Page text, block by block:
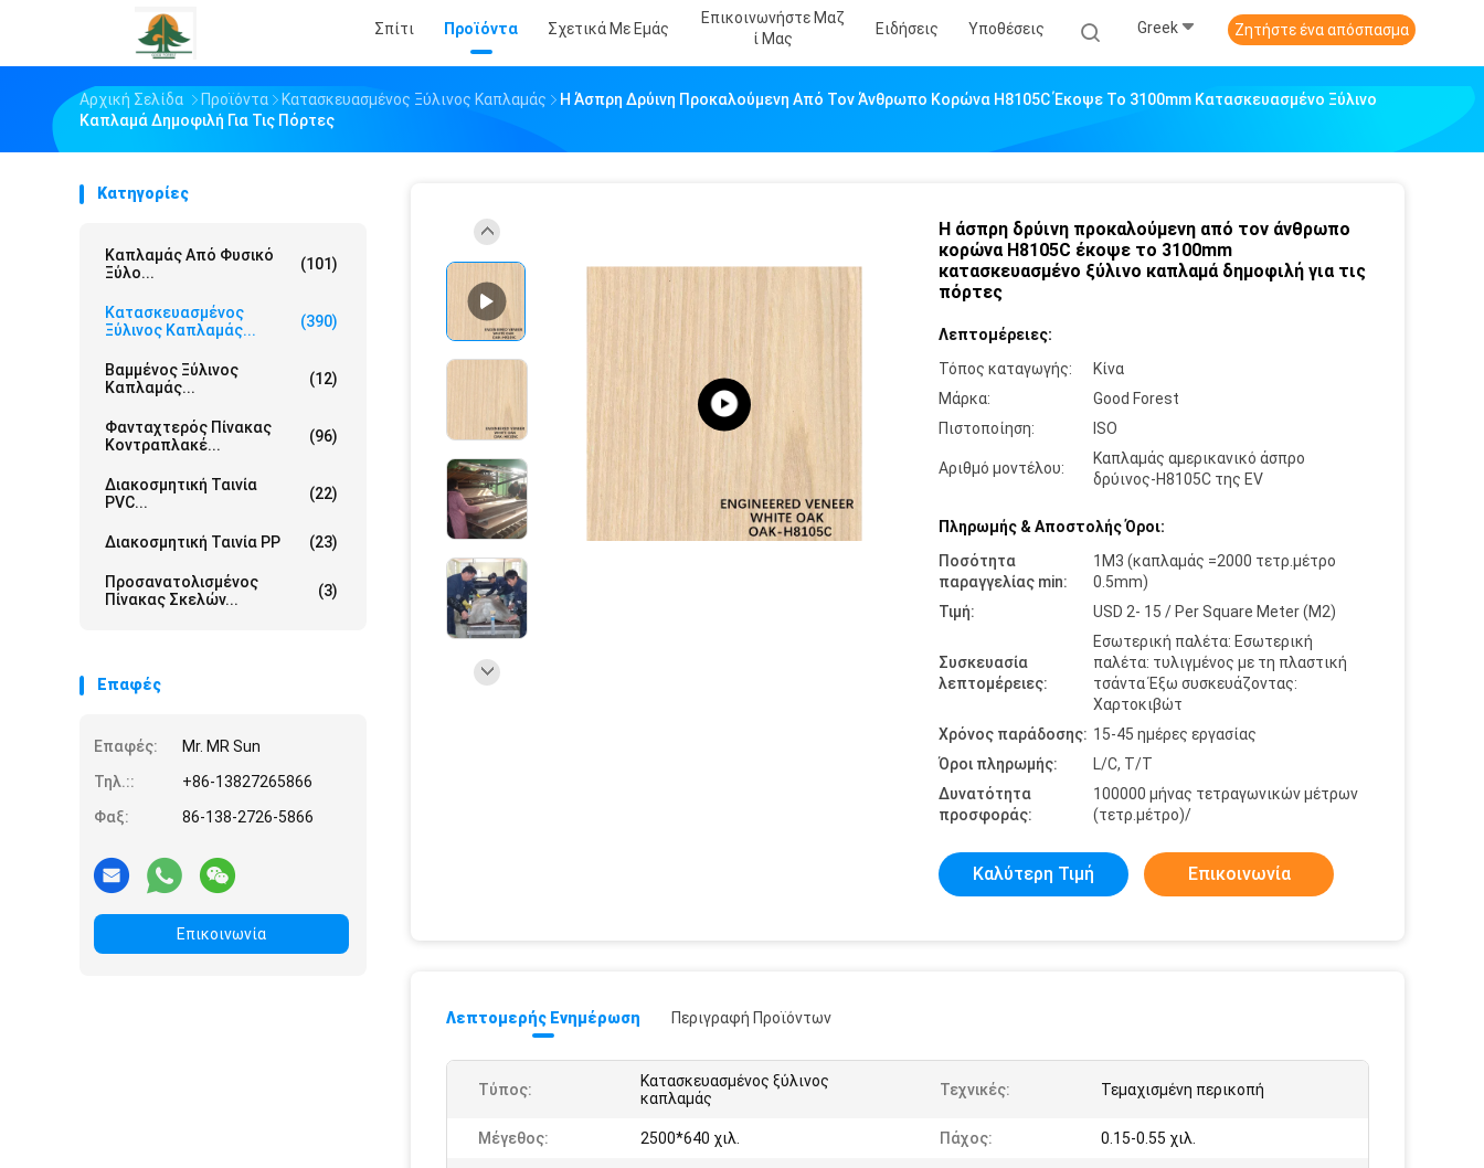
Σπίτι Προϊόντα Σχετικά Με Εμάς
Επικοινωνήστε Μαζ
Ί Μας
Ειδήσεις Υποθέσεις Greek Ζητήστε ένα απόσπασμα
Αρχική Σελίδα Προϊόντα Κατασκευασμένος Ξύλινος Καπλαμάς
Η Άσπρη Δρύινη Προκαλούμενη Από Τον Άνθρωπο Κορώνα H8105C Έκοψε Το 3100mm Κατασκευασμένο Ξύλινο
Καπλαμά Δημοφιλή Για Τις Πόρτες
Κατηγορίες
Καπλαμάς Από Φυσικό
Ξύλο...
(101)
Κατασκευασμένος
Ξύλινος Καπλαμάς...
(390)
Βαμμένος Ξύλινος
Καπλαμάς...
(12)
Φανταχτερός Πίνακας
Κοντραπλακέ...
(96)
Διακοσμητική Ταινία
PVC...
(22)
Διακοσμητική Ταινία PP (23)
Προσανατολισμένος
Πίνακας Σκελών...
(3)
Επαφές
Επαφές:
Mr. MR Sun
Τηλ.::
+86-13827265866
Φαξ:
86-138-2726-5866
Επικοινωνία
Η άσπρη δρύινη προκαλούμενη από τον άνθρωπο
κορώνα H8105C έκοψε το 3100mm
κατασκευασμένο ξύλινο καπλαμά δημοφιλή για τις
πόρτες
Λεπτομέρειες:
Τόπος καταγωγής:
Κίνα
Μάρκα:
Good Forest
Πιστοποίηση:
ISO
Αριθμό μοντέλου:
Καπλαμάς αμερικανικό άσπρο
δρύινος-H8105C της EV
Πληρωμής & Αποστολής Όροι:
Ποσότητα
παραγγελίας min:
1M3 (καπλαμάς =2000 τετρ.μέτρο
0.5mm)
Τιμή:
USD 2- 15 / Per Square Meter (M2)
Συσκευασία
λεπτομέρειες:
Εσωτερική παλέτα: Εσωτερική
παλέτα: τυλιγμένος με τη πλαστική
τσάντα Έξω συσκευάζοντας:
Χαρτοκιβώτ
Χρόνος παράδοσης: 15-45 ημέρες εργασίας
Όροι πληρωμής:
L/C, T/T
Δυνατότητα
προσφοράς:
100000 μήνας τετραγωνικών μέτρων
(τετρ.μέτρο)/
Καλύτερη Τιμή Επικοινωνία
Λεπτομερής Ενημέρωση Περιγραφή Προϊόντων
Τύπος:
Κατασκευασμένος ξύλινος
καπλαμάς
Τεχνικές: Τεμαχισμένη περικοπή
Μέγεθος: 2500*640 χιλ. Πάχος: 0.15-0.55 χιλ.